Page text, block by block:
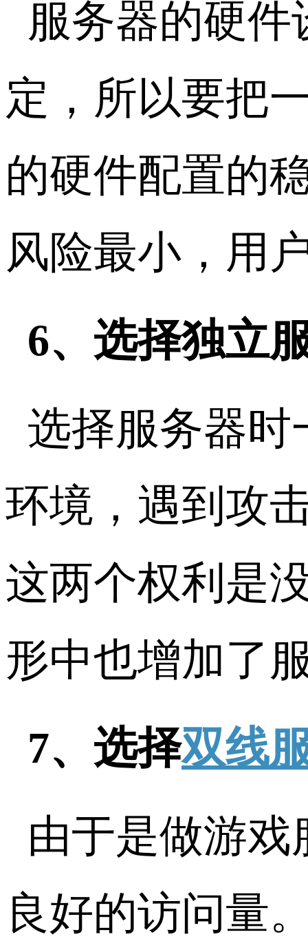
服务器的硬
定，所以要把
的硬件配置的
风险最小，用
6、选择独立
选择服务器时
环境，遇到攻
这两个权利是
形中也增加了
7、选择双线
由于是做游
良好的访问量